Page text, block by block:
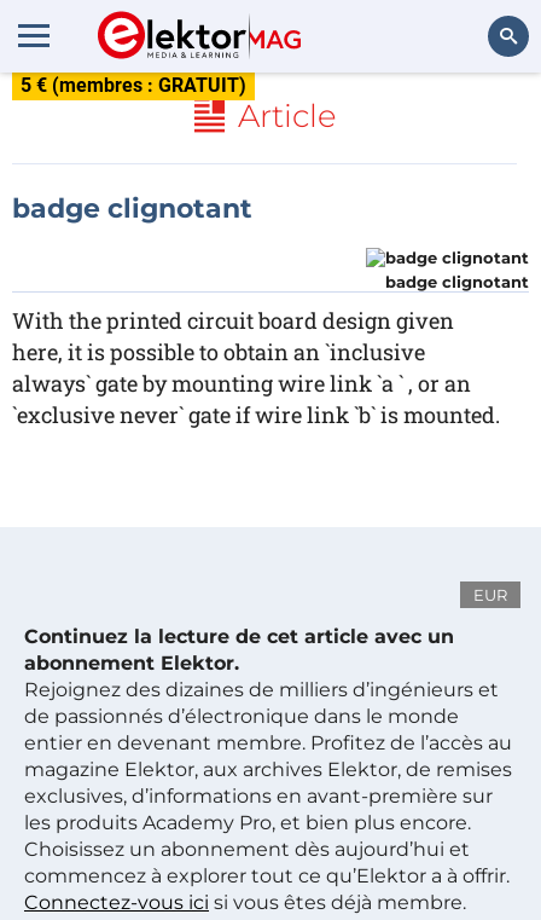
5 € (membres : GRATUIT)
Article
badge clignotant
badge clignotant
With the printed circuit board design given
here, it is possible to obtain an `inclusive
always` gate by mounting wire link `a ` , or an
`exclusive never` gate if wire link `b` is mounted.
EUR
Continuez la lecture de cet article avec un
abonnement Elektor.
Rejoignez des dizaines de milliers d’ingénieurs et
de passionnés d’électronique dans le monde
entier en devenant membre. Profitez de l’accès au
magazine Elektor, aux archives Elektor, de remises
exclusives, d’informations en avant-première sur
les produits Academy Pro, et bien plus encore.
Choisissez un abonnement dès aujourd’hui et
commencez à explorer tout ce qu’Elektor a à offrir.
Connectez-vous ici si vous êtes déjà membre.